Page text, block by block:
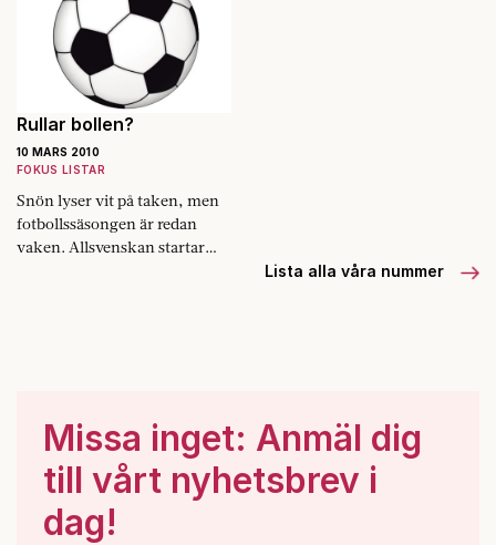
Rullar bollen?
10 MARS 2010
FOKUS LISTAR
Snön lyser vit på taken, men
fotbollssäsongen är redan
vaken. Allsvenskan startar
Lista alla våra nummer
Missa inget: Anmäl dig
till vårt nyhetsbrev i
dag!